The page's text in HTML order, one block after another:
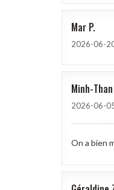
Mar P
2026-06-
Minh-Than
2026-06-
On a bien